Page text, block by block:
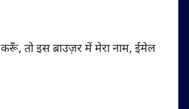
तो इस ब्राउज़र में मेरा नाम, ईमेल